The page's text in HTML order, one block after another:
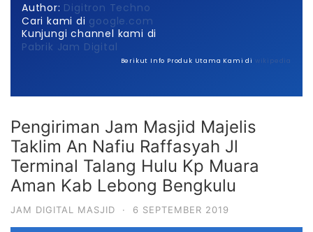
Author: Digitron Techno
Cari kami di google.com
Kunjungi channel kami di
Pabrik Jam Digital
Berikut Info Produk Utama Kami di wikipedia
Pengiriman Jam Masjid Majelis
Taklim An Nafiu Raffasyah Jl
Terminal Talang Hulu Kp Muara
Aman Kab Lebong Bengkulu
JAM DIGITAL MASJID · 6 SEPTEMBER 2019